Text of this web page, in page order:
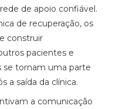
de apoio confiável.
de recuperação, os
construir
pacientes e
se tornam uma parte
a saída da clínica.
a comunicação